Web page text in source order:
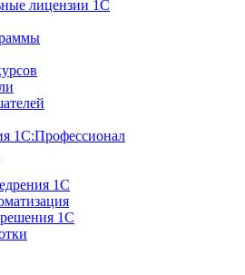
лицензии 1С
1С:Профессионал
1С
1С